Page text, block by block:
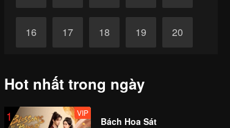
16 17 18 19 20
26 27
Hot nhất trong ngày
1 VIP
Bách Hoa Sát